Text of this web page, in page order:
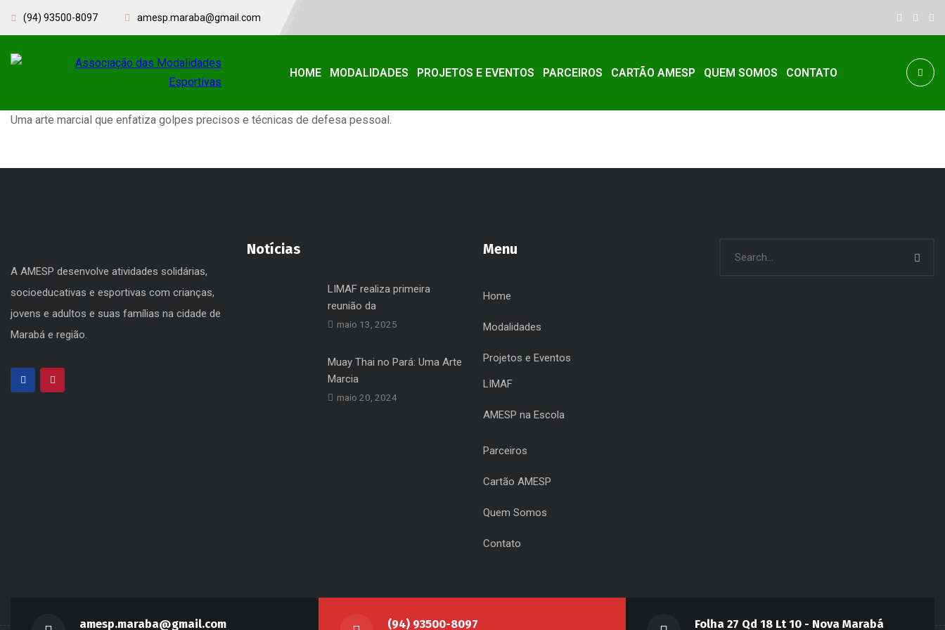
(94) 93500-8097 amesp.maraba@gmail.com
HOME MODALIDADES PROJETOS E EVENTOS PARCEIROS CARTÃO AMESP QUEM SOMOS CONTATO
Uma arte marcial que enfatiza golpes precisos e técnicas de defesa pessoal.
A AMESP desenvolve atividades solidárias,
socioeducativas e esportivas com crianças,
jovens e adultos e suas famílias na cidade de
Marabá e região.
Notícias
LIMAF realiza primeira
reunião da
maio 13, 2025
Muay Thai no Pará: Uma Arte
Marcia
maio 20, 2024
Menu
Home
Modalidades
Projetos e Eventos
LIMAF
AMESP na Escola
Parceiros
Cartão AMESP
Quem Somos
Contato
amesp.maraba@gmail.com (94) 93500-8097 Folha 27 Qd 18 Lt 10 - Nova Marabá